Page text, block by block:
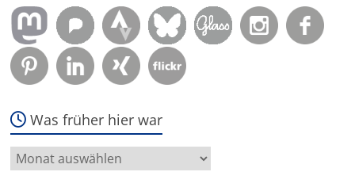
Was früher hier war
Was
früher